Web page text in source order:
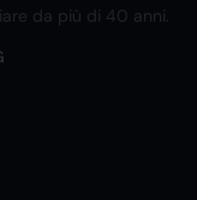
da più di 40 anni.